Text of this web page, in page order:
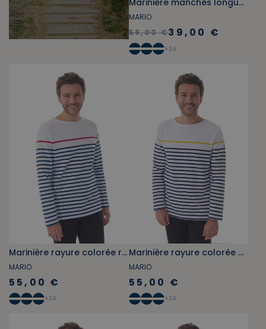
Marinière manches longues bâbord-tribord vert et rouge
MARIO
59,00 €39,00 €
+34
Marinière rayure colorée rouge et bleue
MARIO
55,00 €
+34
Marinière rayure colorée bleue et jaune
MARIO
55,00 €
+34